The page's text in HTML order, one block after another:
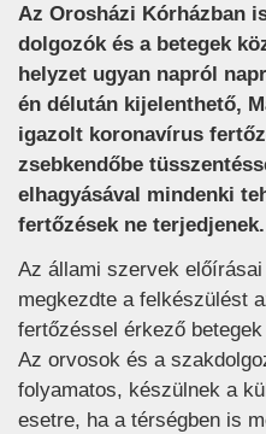
Az Orosházi Kórházban
dolgozók és a betegek
helyzet ugyan napról
én délután kijelenthető,
igazolt koronavírus
zsebkendőbe
elhagyásával mindenki
fertőzések ne terjedjenek.
Az állami szervek
megkezdte a felkészülést
fertőzéssel érkező
Az orvosok és a
folyamatos, készülnek a
esetre, ha a térségben is